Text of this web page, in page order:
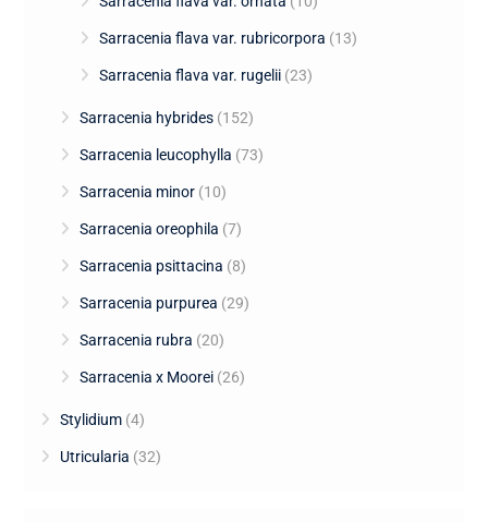
Sarracenia flava var. rubricorpora (13)
Sarracenia flava var. rugelii (23)
Sarracenia hybrides (152)
Sarracenia leucophylla (73)
Sarracenia minor (10)
Sarracenia oreophila (7)
Sarracenia psittacina (8)
Sarracenia purpurea (29)
Sarracenia rubra (20)
Sarracenia x Moorei (26)
Stylidium (4)
Utricularia (32)